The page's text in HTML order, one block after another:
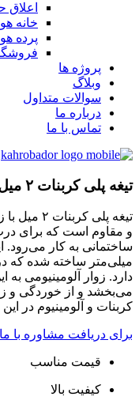
اعلاق
خانه
پرده هوا
پروژه ها
وبلاگ
سوالات متداول
درباره ما
تماس با ما
تیغه پلی کربنات ۲ میل زوار آلومینیومی
تیغه پلی
و مقاوم است که برای
دارد. زوار آلومینیومی به
می‌بخشد و از خوردگی و
کربنات و آلومینیوم در
برای دریافت مشاوره با
قیمت مناسب
کیفیت بالا